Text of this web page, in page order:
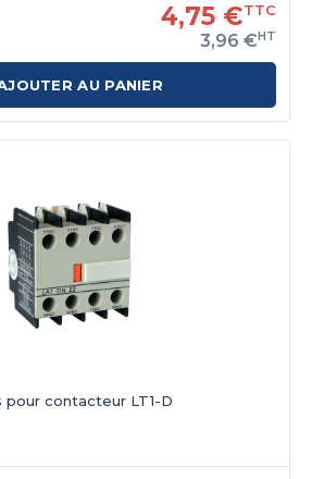
4,75 €TTC
3,96 €HT
AU PANIER
pour contacteur LT1-D